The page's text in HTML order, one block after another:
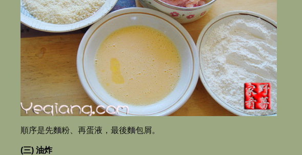
順序是先麵粉、再蛋液，最後麵包屑。
(三) 油炸